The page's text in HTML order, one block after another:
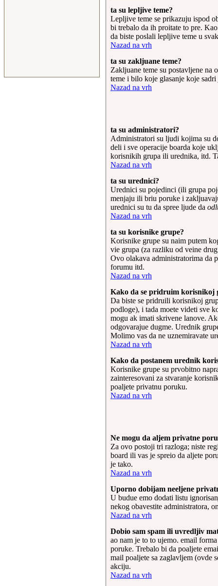
ta su lepljive teme?
Lepljive teme se prikazuju ispod
bi trebalo da ih proitate to pre.
da biste poslali lepljive teme u
Nazad na vrh
ta su zakljuane teme?
Zakljuane teme su postavljene na
teme i bilo koje glasanje koje
Nazad na vrh
ta su administratori?
Administratori su ljudi kojima su
deli i sve operacije boarda koje
korisnikih grupa ili urednika, itd.
Nazad na vrh
ta su urednici?
Urednici su pojedinci (ili grupa
menjaju ili briu poruke i
urednici su tu da spree ljude da
Nazad na vrh
ta su korisnike grupe?
Korisnike grupe su naim putem
vie grupa (za razliku od veine
Ovo olakava administratorima da
forumu itd.
Nazad na vrh
Kako da se pridruim korisnikoj
Da biste se pridruili korisnikoj
podloge), i tada moete videti sve
mogu ak imati skrivene lanove.
odgovarajue dugme. Urednik
Molimo vas da ne uznemiravate
Nazad na vrh
Kako da postanem urednik
Korisnike grupe su prvobitno
zainteresovani za stvaranje
poaljete privatnu poruku.
Nazad na vrh
Ne mogu da aljem privatne
Za ovo postoji tri razloga; niste
board ili vas je spreio da aljete
je tako.
Nazad na vrh
Uporno dobijam neeljene
U budue emo dodati listu
nekog obavestite administratora,
Nazad na vrh
Dobio sam spam ili uvredljiv
ao nam je to to ujemo. email
poruke. Trebalo bi da poaljete
mail poaljete sa zaglavljem (ovde
akciju.
Nazad na vrh